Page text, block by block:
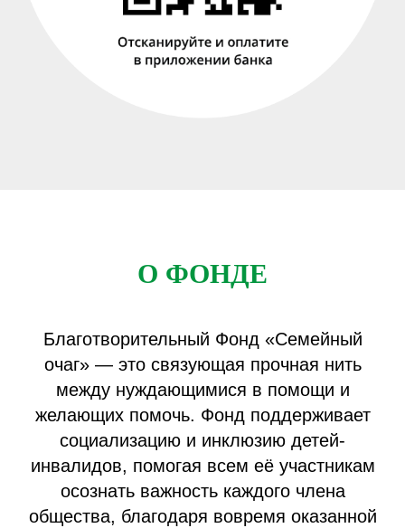
О ФОНДЕ
Благотворительный Фонд «Семейный
очаг» — это связующая прочная нить
между нуждающимися в помощи и
желающих помочь. Фонд поддерживает
социализацию и инклюзию детей-
инвалидов, помогая всем её участникам
осознать важность каждого члена
общества, благодаря вовремя оказанной